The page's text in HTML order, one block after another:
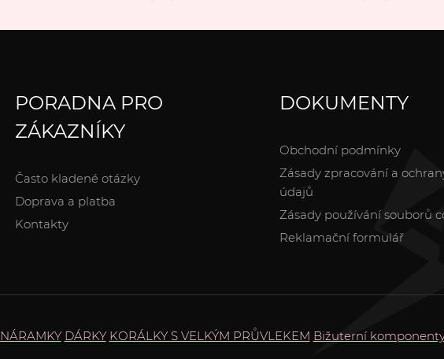
PORADNA PRO
ZÁKAZNÍKY
Často kladené otázky
Doprava a platba
Kontakty
DOKUMENTY
Obchodní podmínky
Zásady zpracování a
údajů
Zásady používání souborů
Reklamační formulář
NÁRAMKY DÁRKY KORÁLKY S VELKÝM PRŮVLEKEM Bižuterní